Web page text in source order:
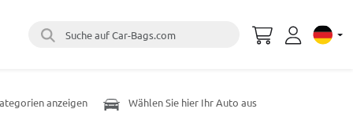
Suche auf Car-Bags.com Select
anzeigen Wählen Sie hier Ihr Auto aus